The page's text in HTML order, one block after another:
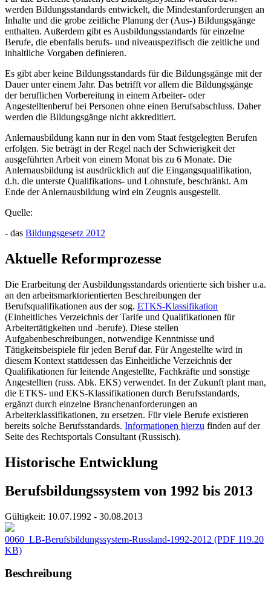
werden Bildungsstandards entwickelt, die Mindestanforderungen an
Inhalte und die grobe zeitliche Planung der (Aus-) Bildungsgänge
enthalten. Außerdem gibt es Ausbildungsstandards für einzelne
Berufe, die ebenfalls berufs- und niveauspezifisch die zeitliche und
inhaltliche Vorgaben definieren.
Es gibt aber keine Bildungsstandards für die Bildungsgänge mit der
Dauer unter einem Jahr. Das betrifft vor allem die Bildungsgänge
der beruflichen Vorbereitung in einem Arbeiter- oder
Angestelltenberuf bei Personen ohne einen Berufsabschluss. Daher
werden die Bildungsgänge nicht akkreditiert.
Anlernausbildung kann nur in den vom Staat festgelegten Berufen
erfolgen. Sie beträgt in der Regel nach der Schwierigkeit der
ausgeführten Arbeit von einem Monat bis zu 6 Monate. Die
Anlernausbildung ist ausdrücklich auf die Eingangsqualifikation,
d.h. die unterste Qualifikations- und Lohnstufe, beschränkt. Am
Ende der Anlernausbildung wird ein Zeugnis ausgestellt.
Quelle:
- das Bildungsgesetz 2012
Aktuelle Reformprozesse
Die Erarbeitung der Ausbildungsstandards orientierte sich bisher u.a.
an den arbeitsmarktorientierten Beschreibungen der
Berufsqualifikationen aus der sog. ETKS-Klassifikation
(Einheitliches Verzeichnis der Tarife und Qualifikationen für
Arbeitertätigkeiten und -berufe). Diese stellen
Aufgabenbeschreibungen, notwendige Kenntnisse und
Tätigkeitsbeispiele für jeden Beruf dar. Für Angestellte wird in
diesem Kontext stattdessen das Einheitliche Verzeichnis der
Qualifikationen für leitende Angestellte, Fachkräfte und sonstige
Angestellten (russ. Abk. EKS) verwendet. In der Zukunft plant man,
die ETKS- und EKS-Klassifikationen durch Berufsstandards,
ergänzt durch einzelne Branchenanforderungen an
Arbeiterklassifikationen, zu ersetzen. Für viele Berufe existieren
bereits solche Berufsstandards. Informationen hierzu finden auf der
Seite des Rechtsportals Consultant (Russisch).
Historische Entwicklung
Berufsbildungssystem von 1992 bis 2013
Gültigkeit: 10.07.1992 - 30.08.2013
0060_LB-Berufsbildungssystem-Russland-1992-2012 (PDF 119.20
KB)
Beschreibung